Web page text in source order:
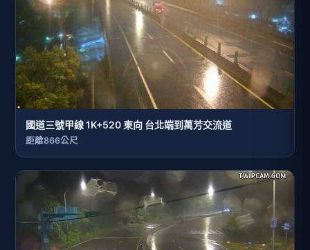
國道三號甲線 1K+520 東向 台北端到萬芳交流道
距離866公尺